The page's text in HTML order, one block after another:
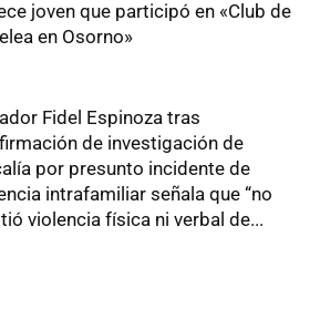
joven que participó en «Club de
en Osorno»
Fidel Espinoza tras
de investigación de
por presunto incidente de
intrafamiliar señala que “no
violencia física ni verbal de...